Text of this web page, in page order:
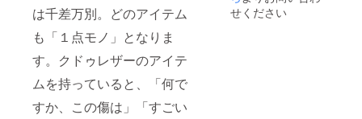
は千差万別。どのアイテム
も「１点モノ」となりま
す。クドゥレザーのアイテ
ムを持っていると、「何で
すか、この傷は」「すごい
載くだ
さい
せください